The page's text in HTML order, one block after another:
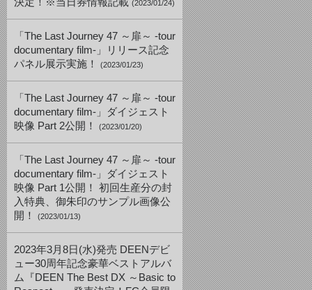
(2023/01/24)
「The Last Journey 47 ～扉～ -tour
documentary film-」リリース記念
パネル展示実施！
(2023/01/23)
「The Last Journey 47 ～扉～ -tour
documentary film-」ダイジェスト
映像 Part 2公開！
(2023/01/20)
「The Last Journey 47 ～扉～ -tour
documentary film-」ダイジェスト
映像 Part 1公開！ 初回生産分の封
入特典、御朱印のサンプル画像公
開！
(2023/01/13)
2023年3月8日(水)発売 DEENデビ
ュー30周年記念豪華ベストアルバ
ム『DEEN The Best DX ～Basic to